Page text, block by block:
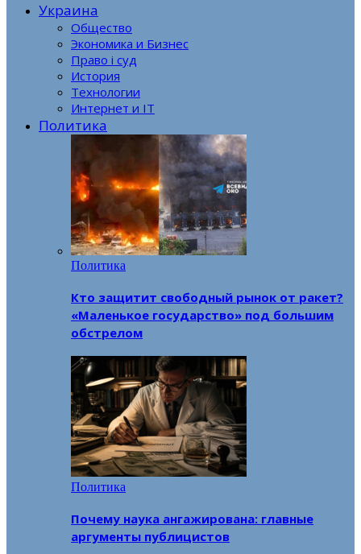
Украина
Общество
Экономика и Бизнес
Право і суд
История
Технологии
Интернет и IT
Политика
Политика
Кто защитит свободный рынок от ракет?
«Маленькое государство» под большим
обстрелом
Политика
Почему наука ангажирована: главные
аргументы публицистов